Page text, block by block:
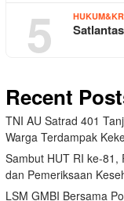
5
Recent
TNI AU Satrad 401
Warga Terdampak
Sambut HUT RI ke-81,
dan Pemeriksaan
LSM GMBI Bersama